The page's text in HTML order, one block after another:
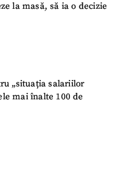
la masă, să ia o decizie
„situația salariilor
mai înalte 100 de